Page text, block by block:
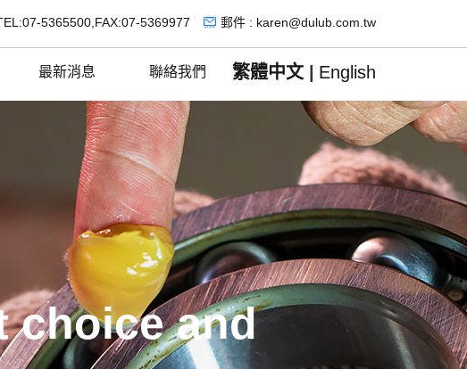
5365500,FAX:07-5369977 郵件 : karen@dulub.com.tw
最新消息 聯絡我們 繁體中文 English
choice and